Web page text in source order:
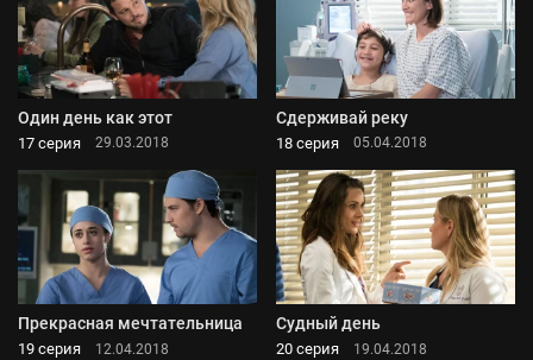
Один день как этот
17 серия 29.03.2018
Сдерживай реку
18 серия 05.04.2018
Прекрасная мечтательница
19 серия 12.04.2018
Судный день
20 серия 19.04.2018